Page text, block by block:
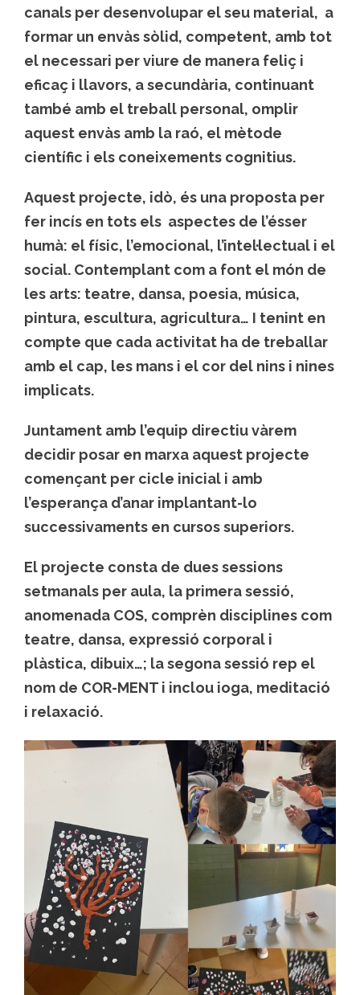
canals per desenvolupar el seu material, a
formar un envàs sòlid, competent, amb tot
el necessari per viure de manera feliç i
eficaç i llavors, a secundària, continuant
també amb el treball personal, omplir
aquest envàs amb la raó, el mètode
científic i els coneixements cognitius.
Aquest projecte, idò, és una proposta per
fer incís en tots els aspectes de l’ésser
humà: el físic, l’emocional, l’intel·lectual i el
social. Contemplant com a font el món de
les arts: teatre, dansa, poesia, música,
pintura, escultura, agricultura… I tenint en
compte que cada activitat ha de treballar
amb el cap, les mans i el cor del nins i nines
implicats.
Juntament amb l’equip directiu vàrem
decidir posar en marxa aquest projecte
començant per cicle inicial i amb
l’esperança d’anar implantant-lo
successivaments en cursos superiors.
El projecte consta de dues sessions
setmanals per aula, la primera sessió,
anomenada COS, comprèn disciplines com
teatre, dansa, expressió corporal i
plàstica, dibuix…; la segona sessió rep el
nom de COR-MENT i inclou ioga, meditació
i relaxació.